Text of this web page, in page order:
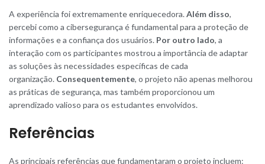
A experiência foi extremamente enriquecedora.Além disso,
percebi como a cibersegurança é fundamental para a proteção de
informações e a confiança dos usuários. Por outro lado, a
interação com os participantes mostrou a importância de adaptar
as soluções às necessidades específicas de cada
organização. Consequentemente, o projeto não apenas melhorou
as práticas de segurança, mas também proporcionou um
aprendizado valioso para os estudantes envolvidos.
Referências
As principais referências que fundamentaram o projeto incluem: